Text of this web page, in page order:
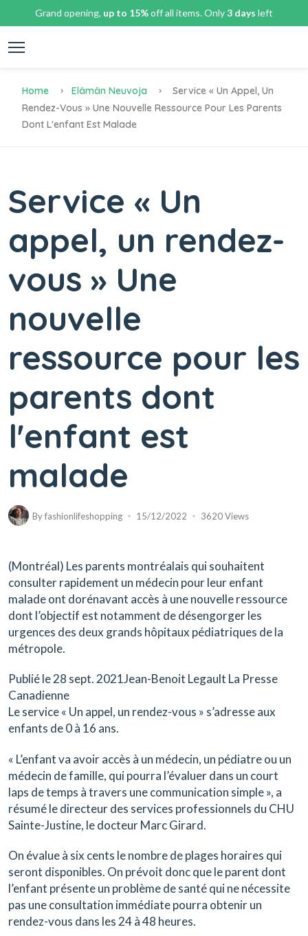
Grand opening, up to 15%off all items. Only3 days left
Home Elämän Neuvoja
Service « Un Appel, Un
Rendez-Vous » Une Nouvelle Ressource Pour Les Parents
Dont L'enfant Est Malade
Service « Un
appel, un rendez-
vous » Une
nouvelle
ressource pour les
parents dont
l'enfant est
malade
Byfashionlifeshopping 15/12/2022 3620 Views
(Montréal) Les parents montréalais qui souhaitent
consulter rapidement un médecin pour leur enfant
malade ont dorénavant accès à une nouvelle ressource
dont l’objectif est notamment de désengorger les
urgences des deux grands hôpitaux pédiatriques de la
métropole.
Publié le 28 sept. 2021Jean-Benoit Legault La Presse
Canadienne
Le service « Un appel, un rendez-vous » s’adresse aux
enfants de 0 à 16 ans.
« L’enfant va avoir accès à un médecin, un pédiatre ou un
médecin de famille, qui pourra l’évaluer dans un court
laps de temps à travers une communication simple », a
résumé le directeur des services professionnels du CHU
Sainte-Justine, le docteur Marc Girard.
On évalue à six cents le nombre de plages horaires qui
seront disponibles. On prévoit donc que le parent dont
l’enfant présente un problème de santé qui ne nécessite
pas une consultation immédiate pourra obtenir un
rendez-vous dans les 24 à 48 heures.